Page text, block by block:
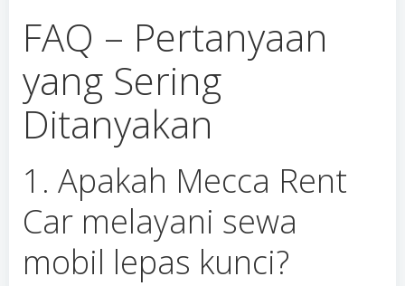
FAQ – Pertanyaan
yang Sering
Ditanyakan
1. Apakah Mecca Rent
Car melayani sewa
mobil lepas kunci?